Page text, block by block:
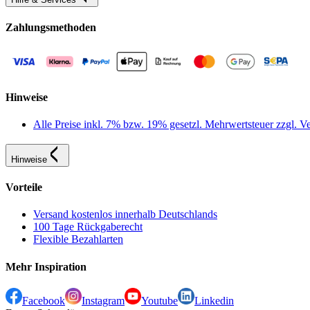
Zahlungsmethoden
Hinweise
Alle Preise inkl. 7% bzw. 19% gesetzl. Mehrwertsteuer zzgl.
Hinweise
Vorteile
Versand kostenlos innerhalb Deutschlands
100 Tage Rückgaberecht
Flexible Bezahlarten
Mehr Inspiration
Facebook Instagram Youtube
Linkedin